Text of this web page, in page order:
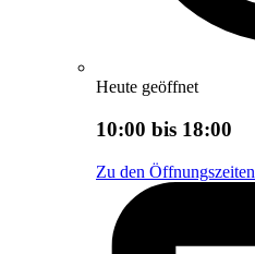
Heute geöffnet
10:00 bis 18:00
Zu den Öffnungszeiten